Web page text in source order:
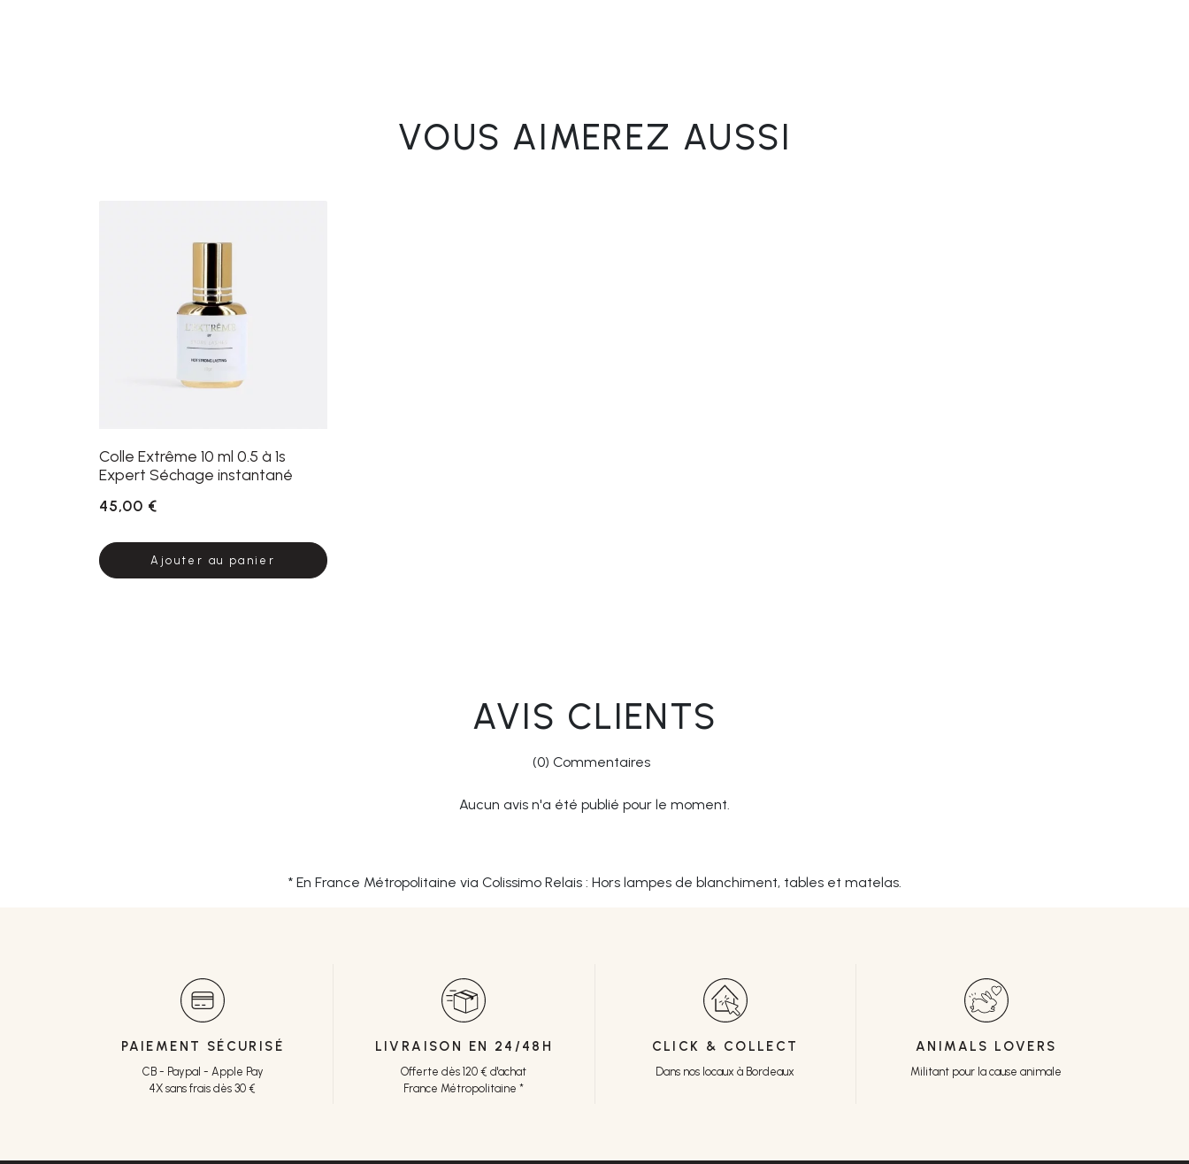
VOUS AIMEREZ AUSSI
Colle Extrême 10 ml 0.5 à 1s
Expert Séchage instantané
45,00 €
Ajouter au panier
AVIS CLIENTS
(0) Commentaires
Aucun avis n'a été publié pour le moment.
* En France Métropolitaine via Colissimo Relais : Hors lampes de blanchiment, tables et matelas.
PAIEMENT SÉCURISÉ
CB - Paypal - Apple Pay
4X sans frais dès 30 €
LIVRAISON EN 24/48H
Offerte dès 120 € d'achat
France Métropolitaine *
CLICK & COLLECT
Dans nos locaux à Bordeaux
ANIMALS LOVERS
Militant pour la cause animale